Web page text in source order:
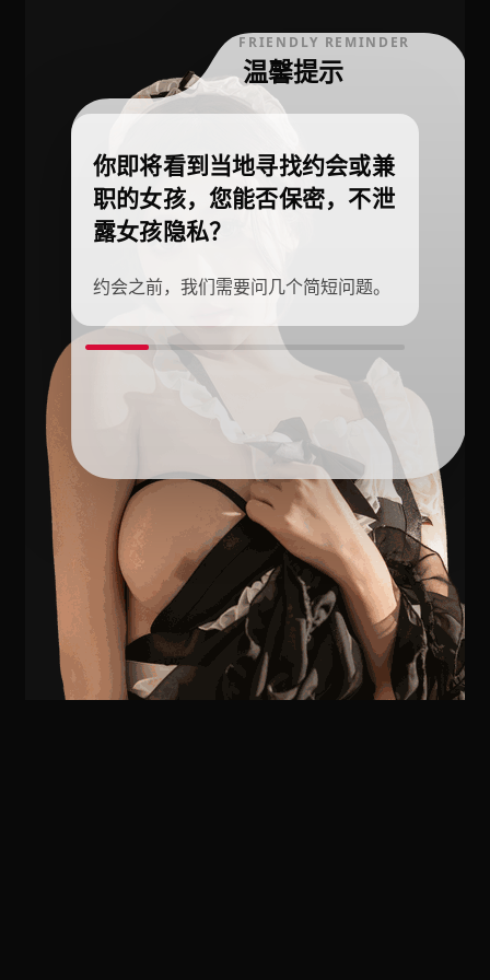
FRIENDLY REMINDER
温馨提示
你即将看到当地寻找约会或兼
职的女孩，您能否保密，不泄
露女孩隐私？
约会之前，我们需要问几个简短问题。